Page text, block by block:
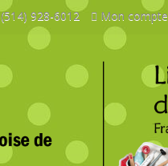
(514) 928-6012 Mon compte